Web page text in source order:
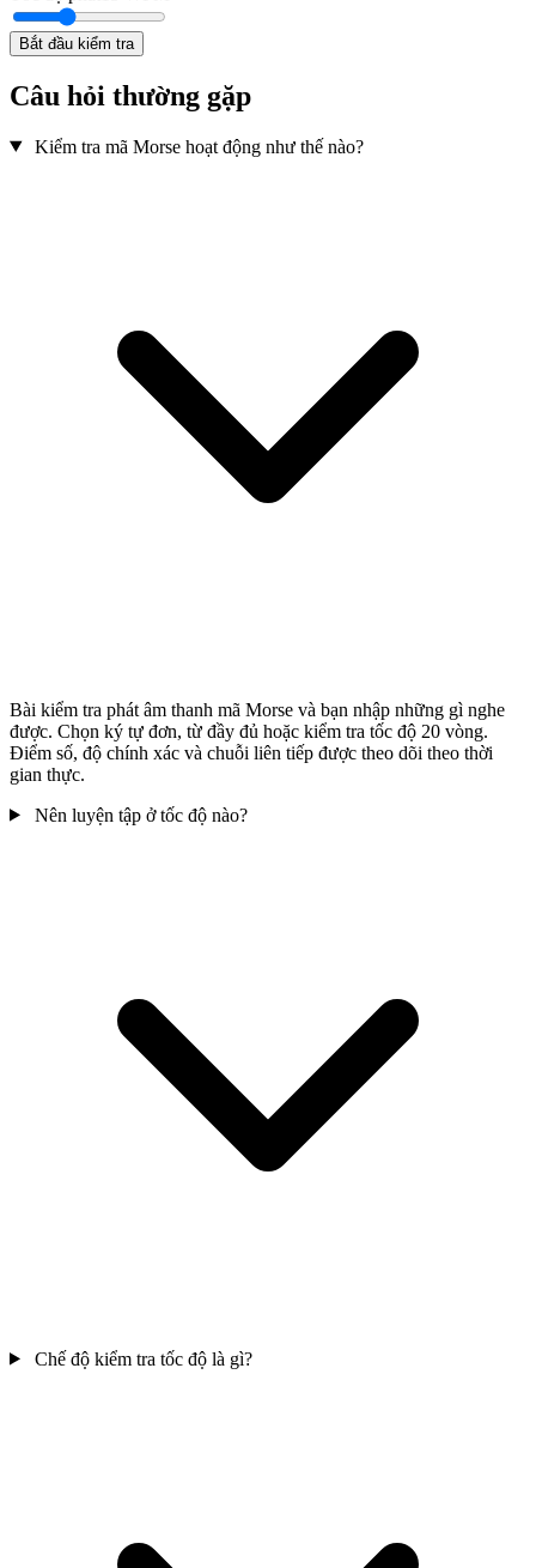
Bắt đầu kiểm tra
Câu hỏi thường gặp
Kiểm tra mã Morse hoạt động như thế nào?
Bài kiểm tra phát âm thanh mã Morse và bạn nhập những gì nghe
được. Chọn ký tự đơn, từ đầy đủ hoặc kiểm tra tốc độ 20 vòng.
Điểm số, độ chính xác và chuỗi liên tiếp được theo dõi theo thời
gian thực.
Nên luyện tập ở tốc độ nào?
Chế độ kiểm tra tốc độ là gì?